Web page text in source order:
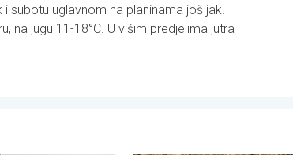
subotu uglavnom na planinama još jak.
na jugu 11-18°C. U višim predjelima jutra